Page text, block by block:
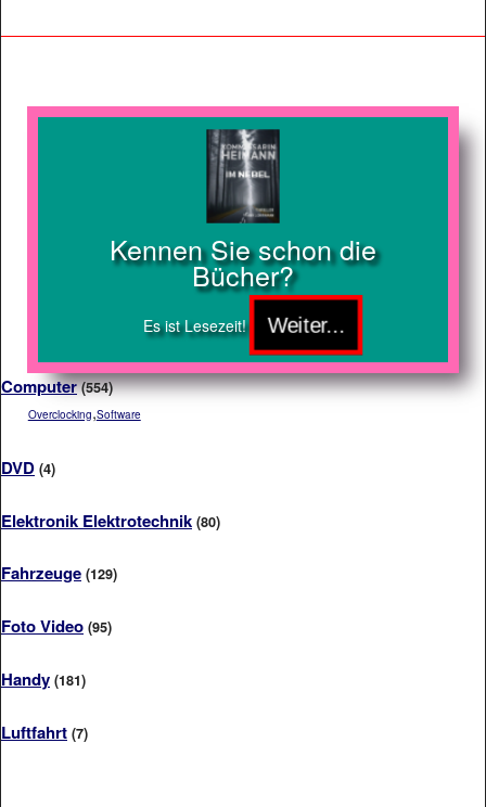
Kennen Sie schon die
Bücher?
Es ist Lesezeit!
Computer (554)
Overclocking,Software
DVD (4)
Elektronik Elektrotechnik (80)
Fahrzeuge (129)
Foto Video (95)
Handy (181)
Luftfahrt (7)